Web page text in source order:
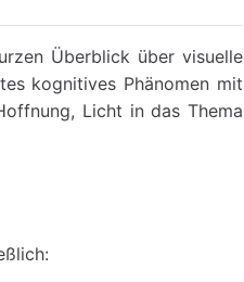
Überblick über visuelle
kognitives Phänomen mit
Licht in das Thema